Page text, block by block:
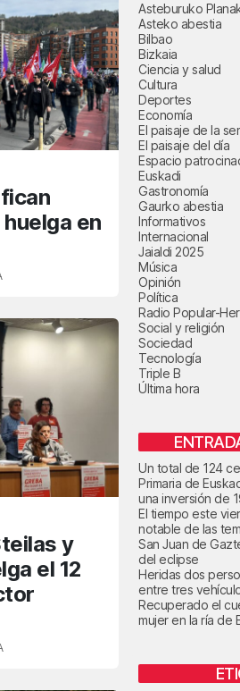
en
y
el 12
Asteburuko
Asteko abestia
Bilbao
Bizkaia
Ciencia y salud
Cultura
Deportes
Economía
El paisaje de la
El paisaje del día
Espacio
Euskadi
Gastronomía
Gaurko abestia
Informativos
Internacional
Jaialdi 2025
Música
Opinión
Política
Radio Popular-
Social y religión
Sociedad
Tecnología
Triple B
Última hora
Un total de 124
Primaria de
una inversión de
El tiempo este
notable de las
San Juan de
del eclipse
Heridas dos
entre tres
Recuperado el
mujer en la ría de